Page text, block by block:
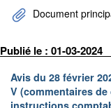
Document
Publié le : 01-03-2024
Avis du 28 février
V (commentaires
instructions